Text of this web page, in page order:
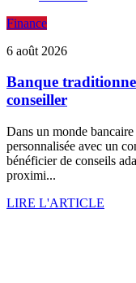
Finance
6 août 2026
Banque
conseiller
Dans un monde
personnalisée avec un
bénéficier de conseils
proximi...
LIRE L'ARTICLE